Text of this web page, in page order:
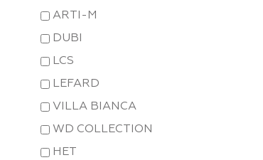
ARTI-M
DUBI
LCS
LEFARD
VILLA BIANCA
WD COLLECTION
НЕТ